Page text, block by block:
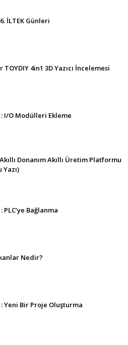
İLTEK Günleri
TOYDIY 4in1 3D Yazıcı İncelemesi
: I/O Modülleri Ekleme
Donanım Akıllı Üretim Platformu
Yazı)
PLC’ye Bağlanma
Nedir?
: Yeni Bir Proje Oluşturma